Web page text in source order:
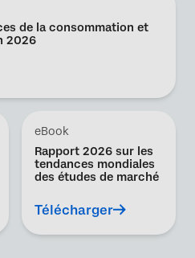
de la consommation et
2026
eBook
Rapport 2026 sur les
tendances mondiales
des études de marché
Télécharger